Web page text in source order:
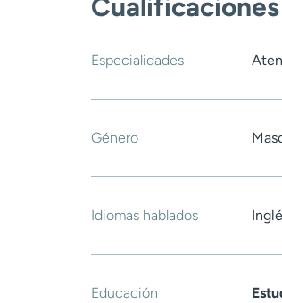
Especialidades
Género
Idiomas hablados
Educación